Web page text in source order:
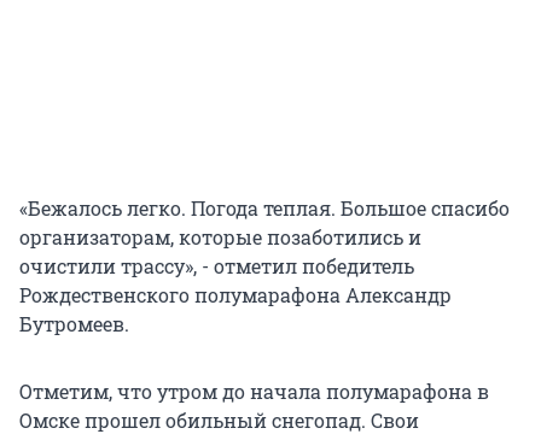
«Бежалось легко. Погода теплая. Большое спасибо
организаторам, которые позаботились и
очистили трассу», - отметил победитель
Рождественского полумарафона Александр
Бутромеев.
Отметим, что утром до начала полумарафона в
Омске прошел обильный снегопад. Свои